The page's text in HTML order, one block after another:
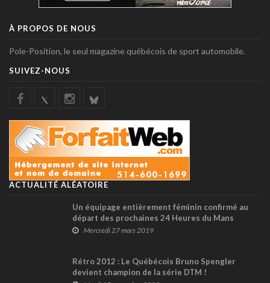
À PROPOS DE NOUS
Pole-Position, le seul magazine québécois de sport automobile.
SUIVEZ-NOUS
ACTUALITÉ ALÉATOIRE
Un équipage entièrement féminin confirmé au
départ des prochaines 24 Heures du Mans
Mercredi 27 mars 2019
Rétro 2012 : Le Québécois Bruno Spengler
devient champion de la série DTM !